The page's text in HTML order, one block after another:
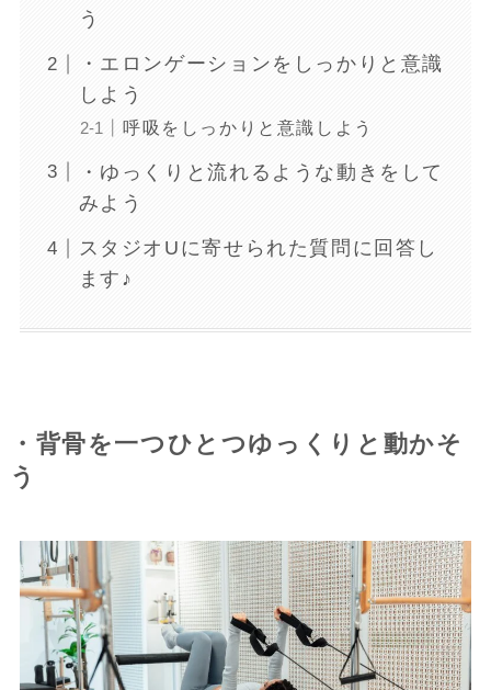
う
・エロンゲーションをしっかりと意識
しよう
呼吸をしっかりと意識しよう
・ゆっくりと流れるような動きをして
みよう
スタジオUに寄せられた質問に回答し
ます♪
・背骨を一つひとつゆっくりと動かそ
う